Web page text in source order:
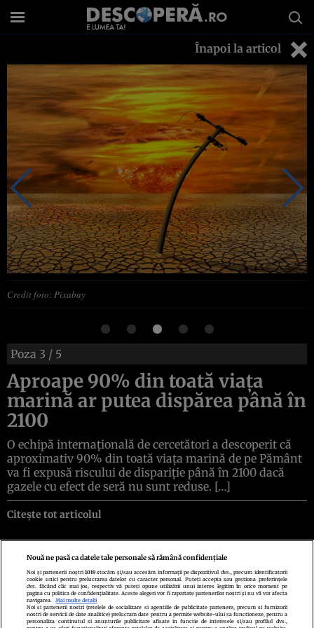
Înapoi la articol
Credit foto: Pixabay
Poza 3 / 5
Aproape 90% din toată viața
marină ar putea dispărea până în
2100
O echipă internațională de cercetători a descoperit că
aproximativ 90% din toată viața marină de pe Pământ
va fi expusă riscului de dispariție până în 2100 dacă
gazele cu efect de seră nu sunt reduse. […]
Citește tot articolul
Politica de confidenţialitate Politica de cookiesTermeni şi condiţii
Echipa redacționalăContactSetări Cookies
Nouă ne pasă ca datele tale personale să rămână confidențiale
Noi și partenerii noștri1019 stocăm și/sau accesăm informații pe dispozitivul dvs., precum identificatorii
cookie unici pentru prelucrarea datelor cu caracter personal. Puteți accepta sau gestiona preferințele
dvs. făcând clic mai jos, respectiv vă puteți opune utilizării unui interes legitim în orice moment pe
pagina cu politica de confidențialitate. Aceste alegeri vor fi raportate partenerilor noștri și nu vă vor afecta
navigarea.
Mai multe detalii
Noi si partenerii nostri (retelele de socializare si agentiile de publicitate partenere, precum si furnizorii
nostri de servicii de date analitice) prelucram date pentru a permite website-ului sa functioneze, pentru a
personaliza continutul si anunturile publicitare afisate in functie de interesele si/sau profilul dvs.,